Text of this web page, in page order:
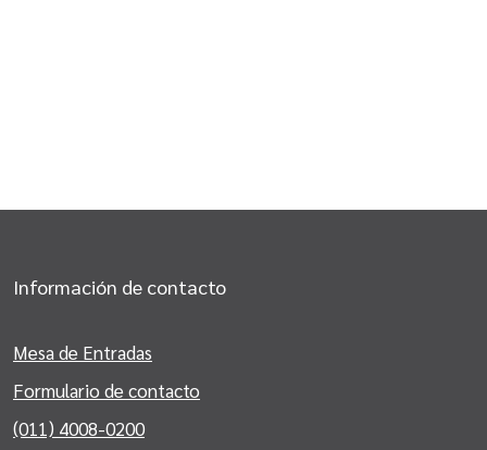
Información de contacto
Mesa de Entradas
Formulario de contacto
(011) 4008-0200